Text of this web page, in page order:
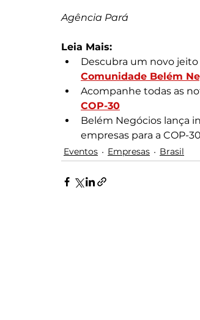
Agência Pará
Leia Mais:
Descubra um novo
Comunidade Belém
Acompanhe todas as
COP-30
Belém Negócios lança
empresas para a COP-30
Eventos Empresas Brasil